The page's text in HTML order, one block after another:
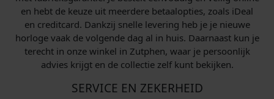
en hebt de keuze uit meerdere betaalopties, zoals iDeal
en creditcard. Dankzij snelle levering heb je je nieuwe
horloge vaak de volgende dag al in huis. Daarnaast kun je
terecht in onze winkel in Zutphen, waar je persoonlijk
advies krijgt en de collectie zelf kunt bekijken.
SERVICE EN ZEKERHEID